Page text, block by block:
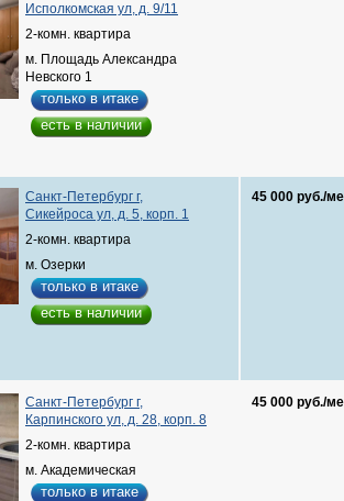
Исполкомская ул, д. 9/11
2-комн. квартира
м. Площадь Александра
Невского 1
только в итаке
есть в наличии
Санкт-Петербург г,
Сикейроса ул, д. 5, корп. 1
2-комн. квартира
м. Озерки
только в итаке
есть в наличии
45 000 руб./
Санкт-Петербург г,
Карпинского ул, д. 28, корп. 8
2-комн. квартира
м. Академическая
только в итаке
45 000 руб./